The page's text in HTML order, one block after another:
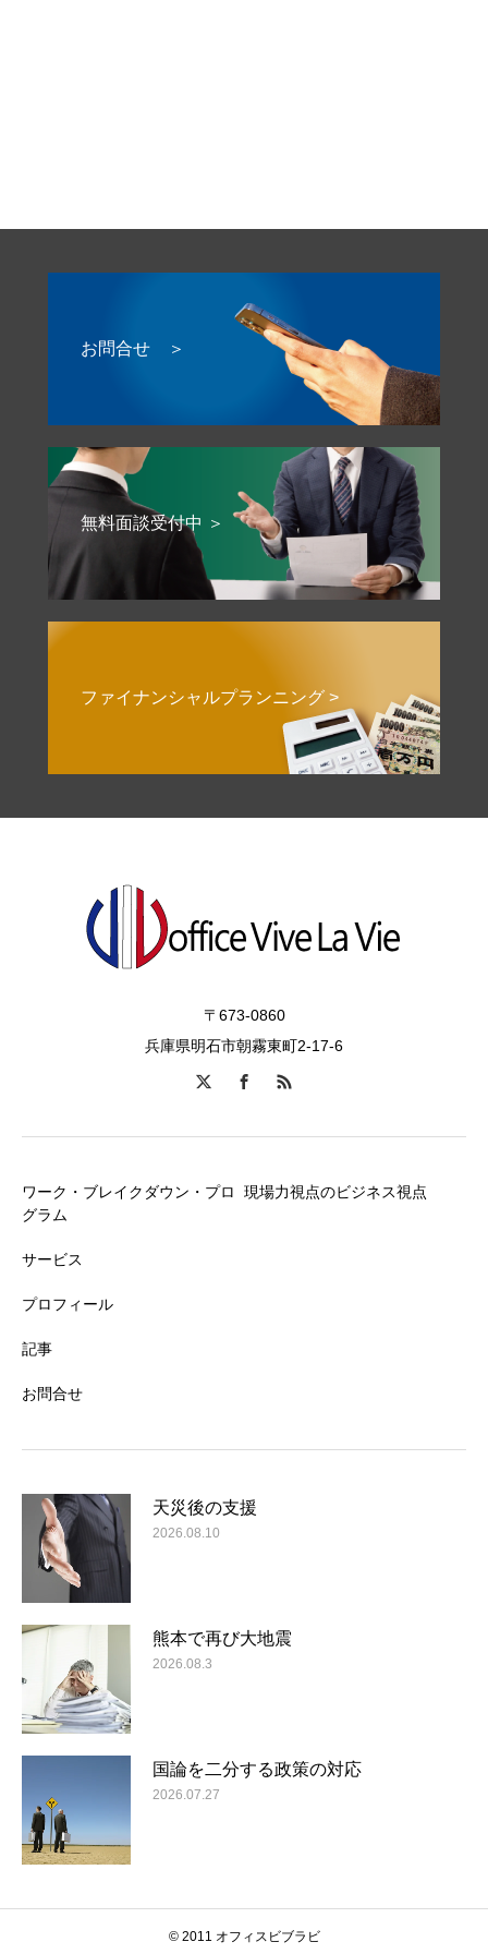
お問合せ ＞
無料面談受付中 ＞
ファイナンシャルプランニング >
〒673-0860
兵庫県明石市朝霧東町2-17-6
ワーク・ブレイクダウン・プロ
グラム
サービス
プロフィール
記事
お問合せ
現場力視点のビジネス視点
天災後の支援
2026.08.10
熊本で再び大地震
2026.08.3
国論を二分する政策の対応
2026.07.27
© 2011 オフィスビブラビ